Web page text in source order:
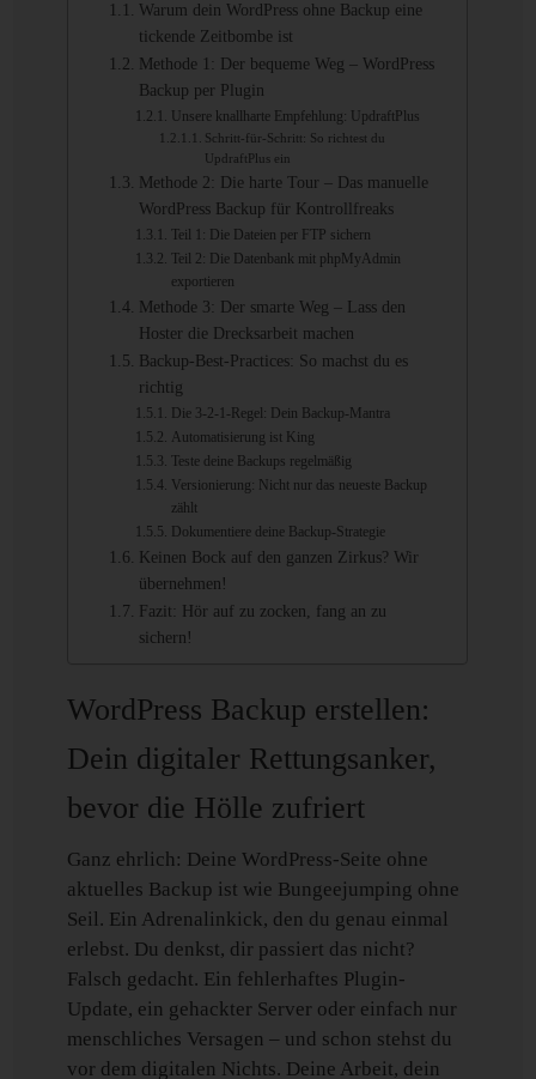
Warum dein WordPress ohne Backup eine
tickende Zeitbombe ist
Methode 1: Der bequeme Weg – WordPress
Backup per Plugin
Unsere knallharte Empfehlung: UpdraftPlus
Schritt-für-Schritt: So richtest du
UpdraftPlus ein
Methode 2: Die harte Tour – Das manuelle
WordPress Backup für Kontrollfreaks
Teil 1: Die Dateien per FTP sichern
Teil 2: Die Datenbank mit phpMyAdmin
exportieren
Methode 3: Der smarte Weg – Lass den
Hoster die Drecksarbeit machen
Backup-Best-Practices: So machst du es
richtig
Die 3-2-1-Regel: Dein Backup-Mantra
Automatisierung ist King
Teste deine Backups regelmäßig
Versionierung: Nicht nur das neueste Backup
zählt
Dokumentiere deine Backup-Strategie
Keinen Bock auf den ganzen Zirkus? Wir
übernehmen!
Fazit: Hör auf zu zocken, fang an zu
sichern!
WordPress Backup erstellen:
Dein digitaler Rettungsanker,
bevor die Hölle zufriert
Ganz ehrlich: Deine WordPress-Seite ohne
aktuelles Backup ist wie Bungeejumping ohne
Seil. Ein Adrenalinkick, den du genau einmal
erlebst. Du denkst, dir passiert das nicht?
Falsch gedacht. Ein fehlerhaftes Plugin-
Update, ein gehackter Server oder einfach nur
menschliches Versagen – und schon stehst du
vor dem digitalen Nichts. Deine Arbeit, dein